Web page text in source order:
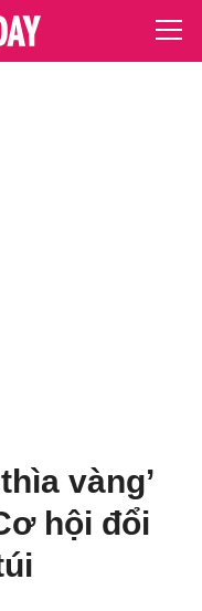
vàng’
hội đổi